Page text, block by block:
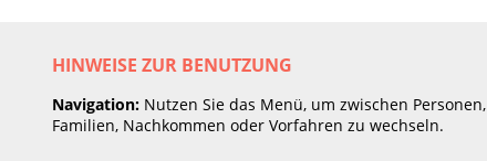
HINWEISE ZUR BENUTZUNG
Navigation: Nutzen Sie das Menü, um zwischen Personen,
Familien, Nachkommen oder Vorfahren zu wechseln.